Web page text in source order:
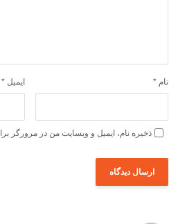
نام * ایمیل *
ذخیره نام، ایمیل و وبسایت من در مرورگر